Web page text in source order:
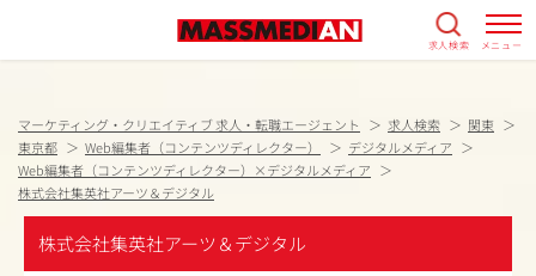
求人検索 メニュー
マーケティング・クリエイティブ 求人・転職エージェント 求人検索
関東
東京都
Web編集者（コンテンツディレクター）
デジタルメディア
Web編集者（コンテンツディレクター）×デジタルメディア
株式会社集英社アーツ＆デジタル
株式会社集英社アーツ＆デジタル